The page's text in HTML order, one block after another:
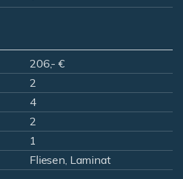
206,- €
2
4
2
1
Fliesen, Laminat